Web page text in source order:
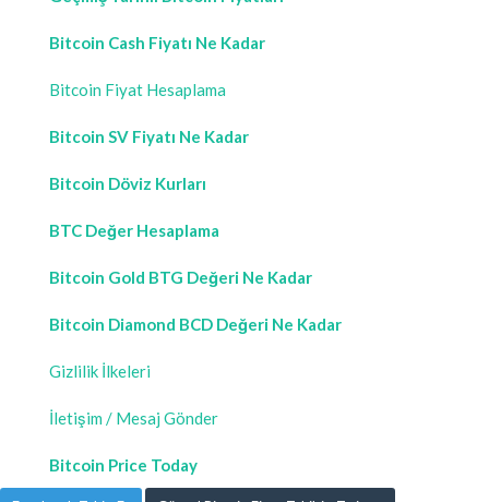
Bitcoin Cash Fiyatı Ne Kadar
Bitcoin Fiyat Hesaplama
Bitcoin SV Fiyatı Ne Kadar
Bitcoin Döviz Kurları
BTC Değer Hesaplama
Bitcoin Gold BTG Değeri Ne Kadar
Bitcoin Diamond BCD Değeri Ne Kadar
Gizlilik İlkeleri
İletişim / Mesaj Gönder
Bitcoin Price Today